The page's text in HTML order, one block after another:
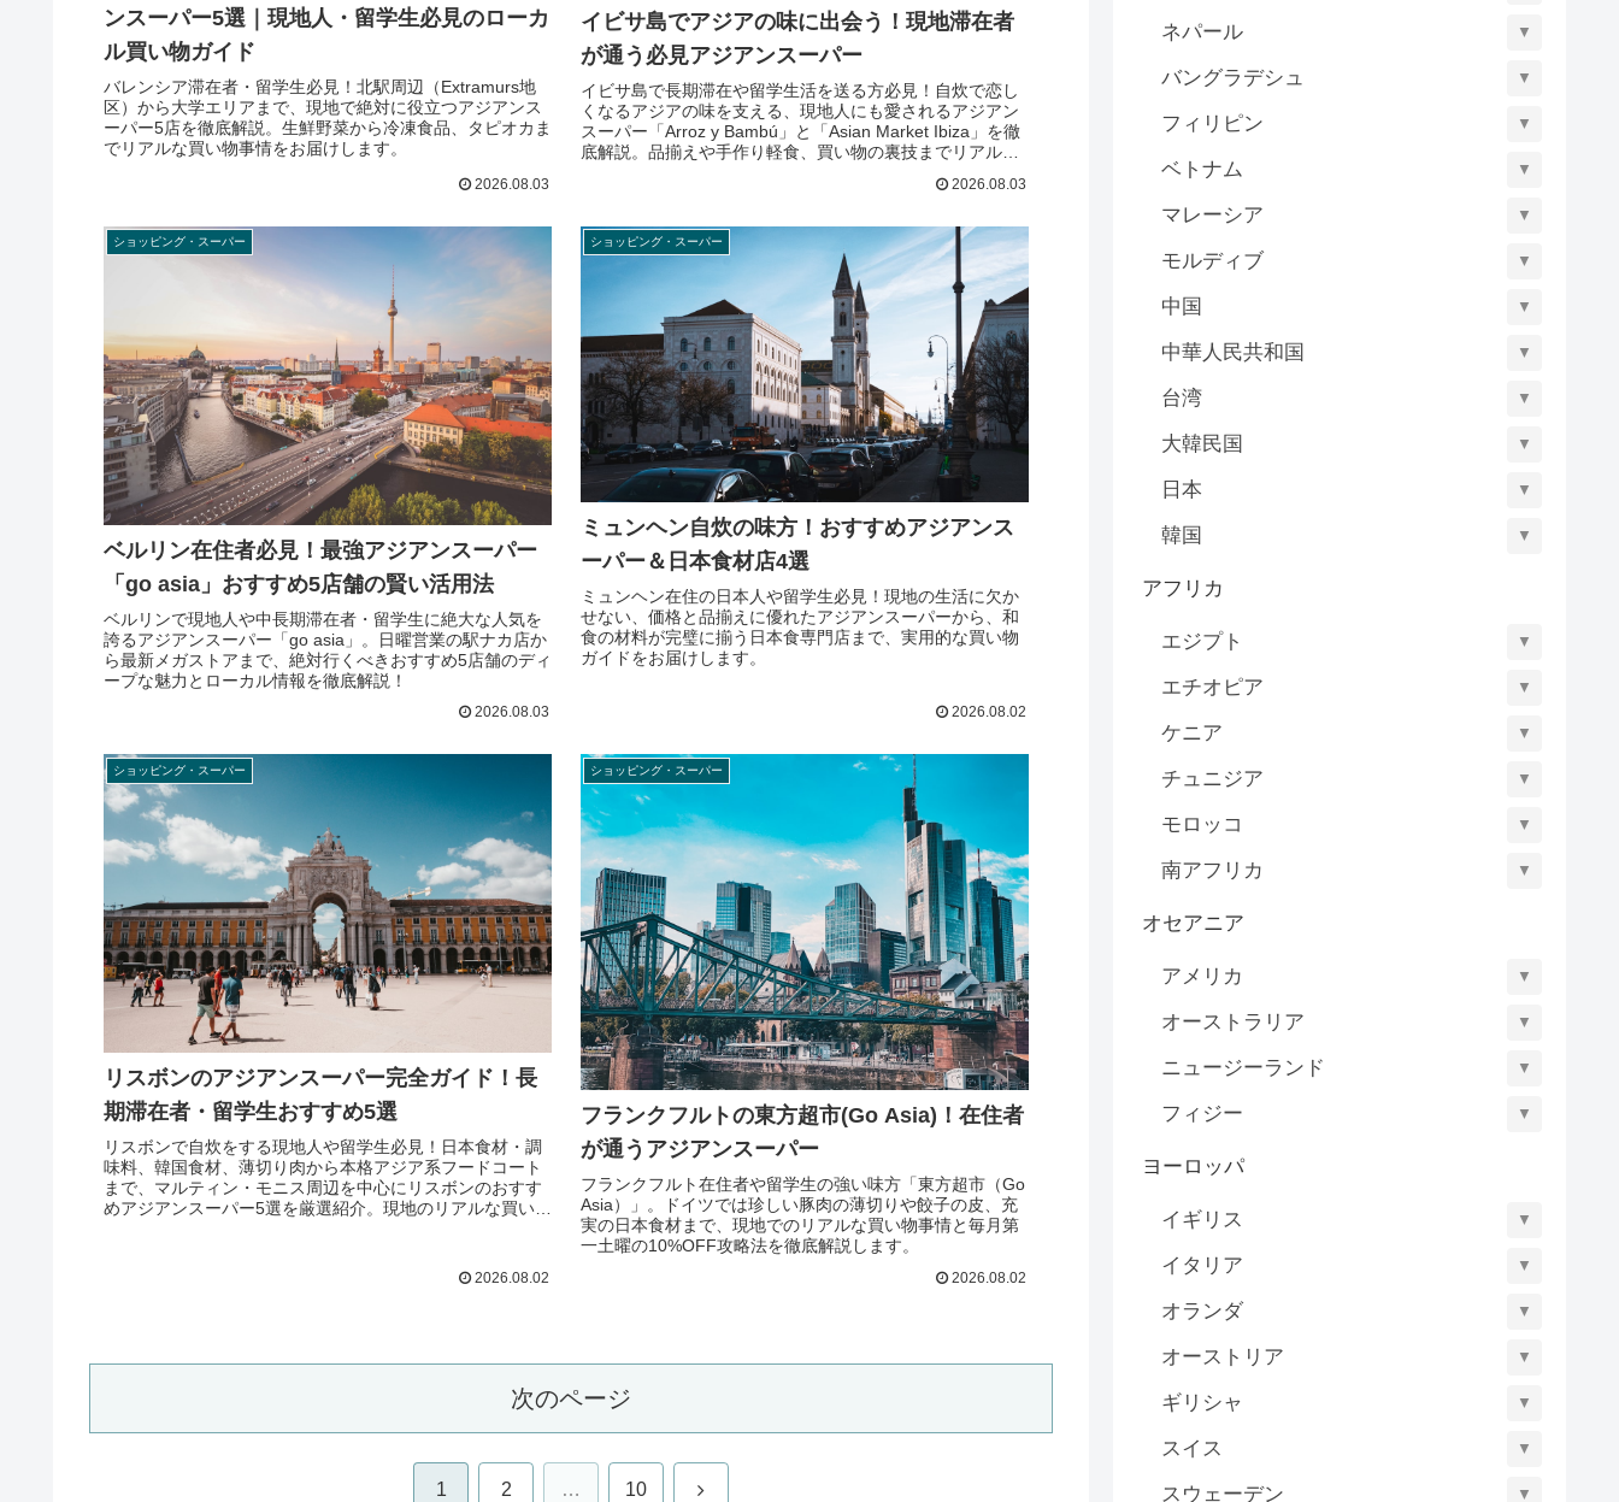
ンスーパー5選｜現地人・留学生必見のローカ
ル買い物ガイド
バレンシア滞在者・留学生必見！北駅周辺（Extramurs地
区）から大学エリアまで、現地で絶対に役立つアジアンス
ーパー5店を徹底解説。生鮮野菜から冷凍食品、タピオカま
でリアルな買い物事情をお届けします。
2026.08.03
イビサ島でアジアの味に出会う！現地滞在者
が通う必見アジアンスーパー
イビサ島で長期滞在や留学生活を送る方必見！自炊で恋し
くなるアジアの味を支える、現地人にも愛されるアジアン
スーパー「Arroz y Bambú」と「Asian Market Ibiza」を徹
底解説。品揃えや手作り軽食、買い物の裏技までリアルな
2026.08.03
ショッピング・スーパー
ベルリン在住者必見！最強アジアンスーパー
「go asia」おすすめ5店舗の賢い活用法
ベルリンで現地人や中長期滞在者・留学生に絶大な人気を
誇るアジアンスーパー「go asia」。日曜営業の駅ナカ店か
ら最新メガストアまで、絶対行くべきおすすめ5店舗のディ
ープな魅力とローカル情報を徹底解説！
2026.08.03
ショッピング・スーパー
ミュンヘン自炊の味方！おすすめアジアンス
ーパー＆日本食材店4選
ミュンヘン在住の日本人や留学生必見！現地の生活に欠か
せない、価格と品揃えに優れたアジアンスーパーから、和
食の材料が完璧に揃う日本食専門店まで、実用的な買い物
ガイドをお届けします。
2026.08.02
ショッピング・スーパー
リスボンのアジアンスーパー完全ガイド！長
期滞在者・留学生おすすめ5選
リスボンで自炊をする現地人や留学生必見！日本食材・調
味料、韓国食材、薄切り肉から本格アジア系フードコート
まで、マルティン・モニス周辺を中心にリスボンのおすす
めアジアンスーパー5選を厳選紹介。現地のリアルな買い物
2026.08.02
ショッピング・スーパー
フランクフルトの東方超市(Go Asia)！在住者
が通うアジアンスーパー
フランクフルト在住者や留学生の強い味方「東方超市（Go
Asia）」。ドイツでは珍しい豚肉の薄切りや餃子の皮、充
実の日本食材まで、現地でのリアルな買い物事情と毎月第
一土曜の10%OFF攻略法を徹底解説します。
2026.08.02
次のページ
1 2 … 10 次
ネパール ▼
バングラデシュ ▼
フィリピン ▼
ベトナム ▼
マレーシア ▼
モルディブ ▼
中国 ▼
中華人民共和国 ▼
台湾 ▼
大韓民国 ▼
日本 ▼
韓国 ▼
アフリカ
エジプト ▼
エチオピア ▼
ケニア ▼
チュニジア ▼
モロッコ ▼
南アフリカ ▼
オセアニア
アメリカ ▼
オーストラリア ▼
ニュージーランド ▼
フィジー ▼
ヨーロッパ
イギリス ▼
イタリア ▼
オランダ ▼
オーストリア ▼
ギリシャ ▼
スイス ▼
スウェーデン ▼